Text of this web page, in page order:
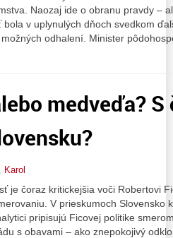
Naozaj ide o obranu pravdy –
v uplynulých dňoch svedkom
odhalení. Minister
medveďa?
Karol
je čoraz kritickejšia voči Robertovi
V prieskumoch Slovensko
pripisujú Ficovej politike
s obavami – ako znepokojivý